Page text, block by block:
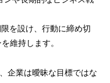
限を設け、行動に締め切
維持します。
企業は曖昧な目標ではな